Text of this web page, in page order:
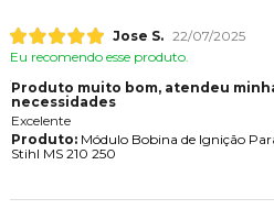
Jose S. 22/07/2025
Eu recomendo esse produto.
Produto muito bom, atendeu
necessidades
Excelente
Produto:Módulo Bobina de Ignição
Stihl MS 210 250